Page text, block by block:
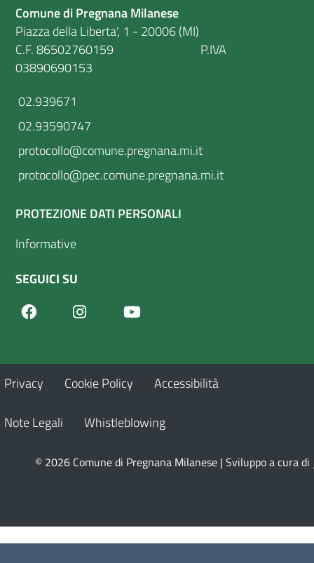
Comune di Pregnana Milanese
Piazza della Liberta', 1 - 20006 (MI)
C.F. 86502760159 P.IVA
03890690153
02.939671
02.93590747
protocollo@comune.pregnana.mi.it
protocollo@pec.comune.pregnana.mi.it
PROTEZIONE DATI PERSONALI
Informative
SEGUICI SU
FacebookInstagram
Privacy Cookie Policy Accessibilità
Note Legali Whistleblowing
© 2026 Comune di Pregnana Milanese | Sviluppo a cura di